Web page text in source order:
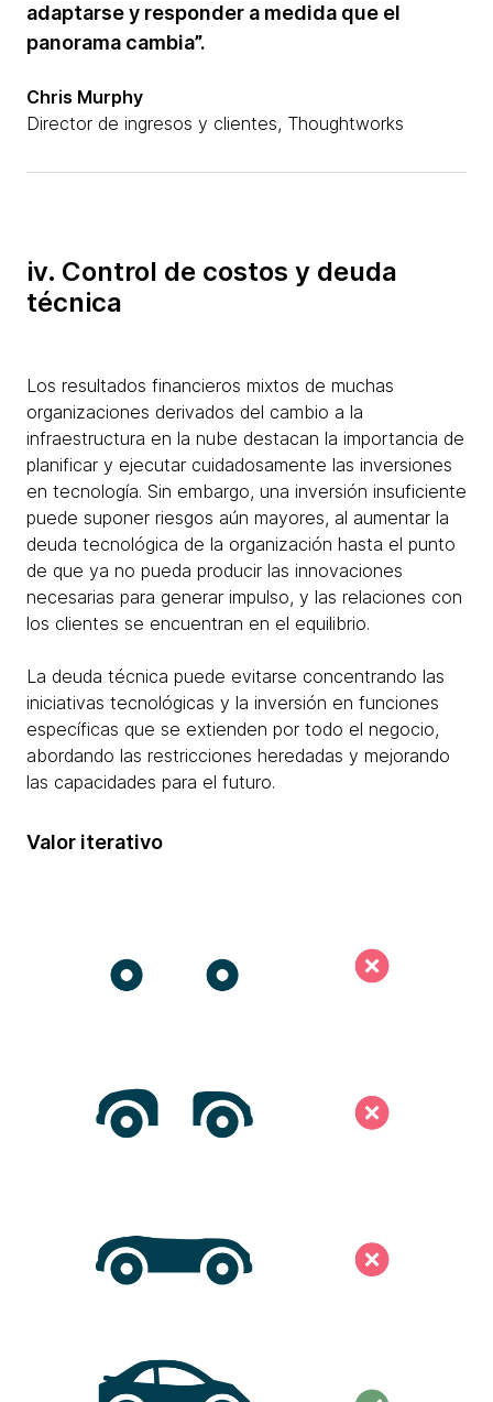
adaptarse y responder a medida que el
panorama cambia”.
Chris Murphy
Director de ingresos y clientes, Thoughtworks
iv. Control de costos y deuda
técnica
Los resultados financieros mixtos de muchas
organizaciones derivados del cambio a la
infraestructura en la nube destacan la importancia de
planificar y ejecutar cuidadosamente las inversiones
en tecnología. Sin embargo, una inversión insuficiente
puede suponer riesgos aún mayores, al aumentar la
deuda tecnológica de la organización hasta el punto
de que ya no pueda producir las innovaciones
necesarias para generar impulso, y las relaciones con
los clientes se encuentran en el equilibrio.
La deuda técnica puede evitarse concentrando las
iniciativas tecnológicas y la inversión en funciones
específicas que se extienden por todo el negocio,
abordando las restricciones heredadas y mejorando
las capacidades para el futuro.
Valor iterativo